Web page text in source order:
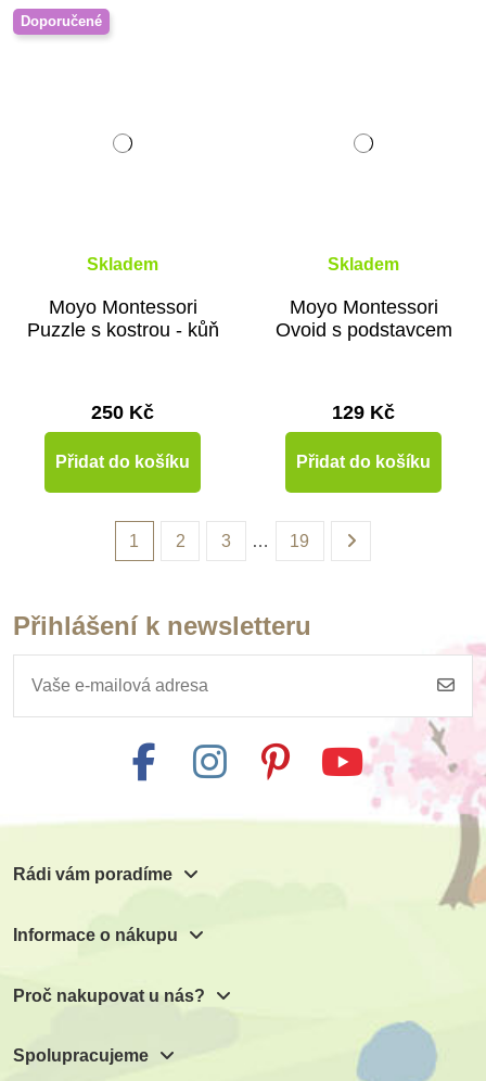
Doporučené
Skladem
Moyo Montessori
Puzzle s kostrou - kůň
250 Kč
Přidat do košíku
Skladem
Moyo Montessori
Ovoid s podstavcem
129 Kč
Přidat do košíku
1 2 3 … 19
Přihlášení k newsletteru
Rádi vám poradíme
Informace o nákupu
Proč nakupovat u nás?
Spolupracujeme